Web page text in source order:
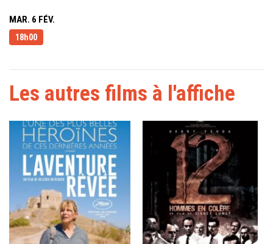
MAR. 6 FÉV.
18h00
Les autres films à l'affiche